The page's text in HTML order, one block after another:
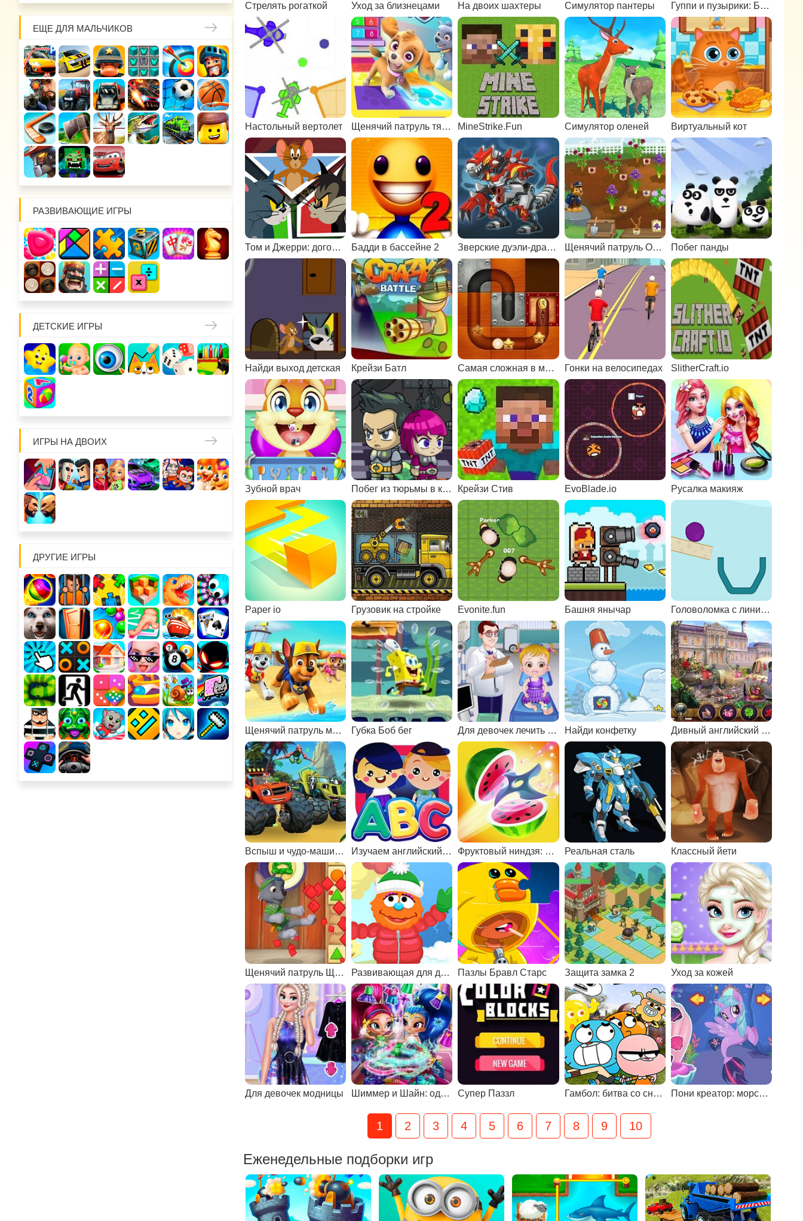
ЕЩЕ ДЛЯ МАЛЬЧИКОВ
РАЗВИВАЮЩИЕ ИГРЫ
ДЕТСКИЕ ИГРЫ
ИГРЫ НА ДВОИХ
ДРУГИЕ ИГРЫ
Стрелять рогаткой Уход за близнецами На двоих шахтеры Симулятор пантеры Гуппи и пузырики: Бабл Скрабл
Настольный вертолет Щенячий патруль тяв-тяв буги MineStrike.Fun Симулятор оленей Виртуальный кот
Том и Джерри: догонялки на двоих Бадди в бассейне 2 Зверские дуэли-драки роботов Щенячий патруль Операция спасение сада Побег панды
Найди выход детская Крейзи Батл Самая сложная в мире головоломка Гонки на велосипедах SlitherCraft.io
Зубной врач Побег из тюрьмы в космосе Крейзи Стив EvoBlade.io Русалка макияж
Paper io Грузовик на стройке Evonite.fun Башня янычар Головоломка с линиями
Щенячий патруль морской патруль Губка Боб бег Для девочек лечить детей Найди конфетку Дивный английский сад
Вспыш и чудо-машинки: Долина динозавров Изучаем английский алфавит Фруктовый ниндзя: мастер метания ножа Реальная сталь Классный йети
Щенячий патруль Щен-Фу Развивающая для детей 3-4 лет Пазлы Бравл Старс Защита замка 2 Уход за кожей
Для девочек модницы Шиммер и Шайн: одевалки для девочек Супер Паззл Гамбол: битва со снеговиками Пони креатор: морской мир
1 2 3 4 5 6 7 8 9 10
Еженедельные подборки игр